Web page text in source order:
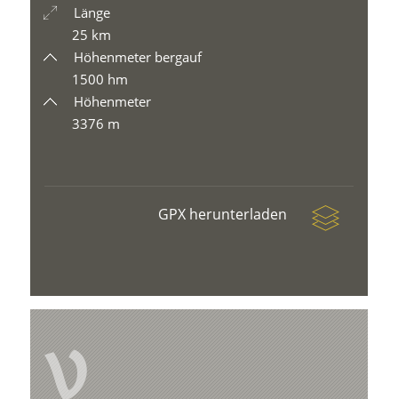
Länge
25 km
Höhenmeter bergauf
1500 hm
Höhenmeter
3376 m
GPX herunterladen
V